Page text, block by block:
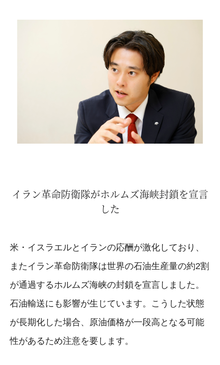
イラン革命防衛隊がホルムズ海峡封鎖を宣言
した
米・イスラエルとイランの応酬が激化しており、
またイラン革命防衛隊は世界の石油生産量の約2割
が通過するホルムズ海峡の封鎖を宣言しました。
石油輸送にも影響が生じています。こうした状態
が長期化した場合、原油価格が一段高となる可能
性があるため注意を要します。